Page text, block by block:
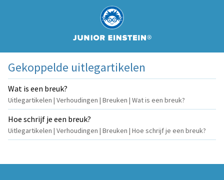
Gekoppelde uitlegartikelen
Wat is een breuk?
Uitlegartikelen | Verhoudingen | Breuken | Wat is een breuk?
Hoe schrijf je een breuk?
Uitlegartikelen | Verhoudingen | Breuken | Hoe schrijf je een breuk?